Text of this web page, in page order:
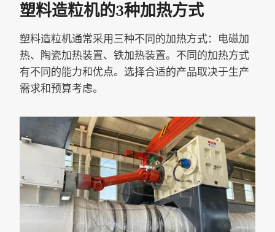
塑料造粒机的3种加热方式
塑料造粒机通常采用三种不同的加热方式：电磁加
热、陶瓷加热装置、铁加热装置。不同的加热方式
有不同的能力和优点。选择合适的产品取决于生产
需求和预算考虑。